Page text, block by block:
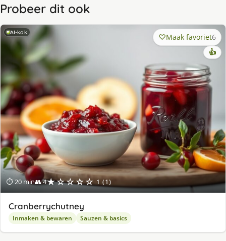
Probeer dit ook
AI-kok
⏱ 20 min👥 4★☆☆☆☆ 1 (1)
Maak favoriet6
👍
Cranberrychutney
Inmaken & bewaren Sauzen & basics